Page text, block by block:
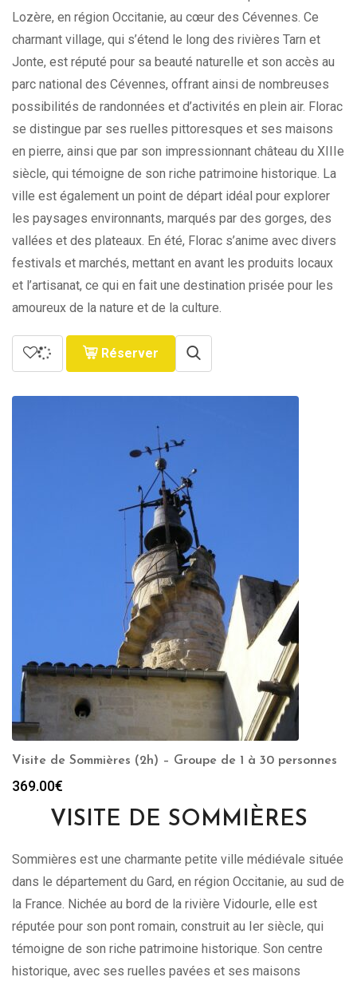
Lozère, en région Occitanie, au cœur des Cévennes. Ce
charmant village, qui s’étend le long des rivières Tarn et
Jonte, est réputé pour sa beauté naturelle et son accès au
parc national des Cévennes, offrant ainsi de nombreuses
possibilités de randonnées et d’activités en plein air. Florac
se distingue par ses ruelles pittoresques et ses maisons
en pierre, ainsi que par son impressionnant château du XIIIe
siècle, qui témoigne de son riche patrimoine historique. La
ville est également un point de départ idéal pour explorer
les paysages environnants, marqués par des gorges, des
vallées et des plateaux. En été, Florac s’anime avec divers
festivals et marchés, mettant en avant les produits locaux
et l’artisanat, ce qui en fait une destination prisée pour les
amoureux de la nature et de la culture.
Réserver
Visite de Sommières (2h) – Groupe de 1 à 30 personnes
369.00€
VISITE DE SOMMIÈRES
Sommières est une charmante petite ville médiévale située
dans le département du Gard, en région Occitanie, au sud de
la France. Nichée au bord de la rivière Vidourle, elle est
réputée pour son pont romain, construit au Ier siècle, qui
témoigne de son riche patrimoine historique. Son centre
historique, avec ses ruelles pavées et ses maisons